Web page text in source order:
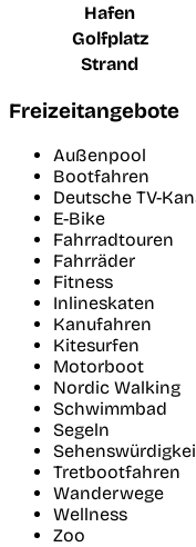
Hafen
Golfplatz
Strand
Freizeitangebote
Außenpool
Bootfahren
Deutsche TV-
E-Bike
Fahrradtouren
Fahrräder
Fitness
Inlineskaten
Kanufahren
Kitesurfen
Motorboot
Nordic Walking
Schwimmbad
Segeln
Tretbootfahren
Wanderwege
Wellness
Zoo